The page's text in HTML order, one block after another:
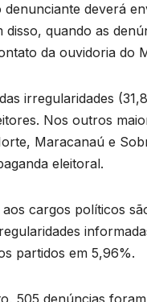
denunciante deverá
disso, quando as
da ouvidoria do
irregularidades
Nos outros
Maracanaú e
eleitoral.
aos cargos políticos
partidos em 5,96%.